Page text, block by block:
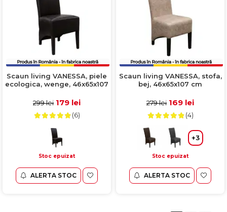
Scaun living VANESSA, piele
ecologica, wenge, 46x65x107
299 lei 179 lei
(6)
Stoc epuizat
ALERTA STOC
Scaun living VANESSA, stofa,
bej, 46x65x107 cm
279 lei 169 lei
(4)
+3
Stoc epuizat
ALERTA STOC